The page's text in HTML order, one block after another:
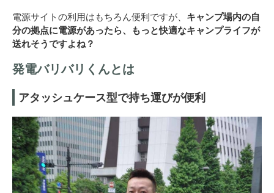
電源サイトの利用はもちろん便利ですが、 キャンプ場内の自
分の拠点に電源があったら、もっと快適なキャンプライフが
送れそうですよね？
発電バリバリくんとは
アタッシュケース型で持ち運びが便利